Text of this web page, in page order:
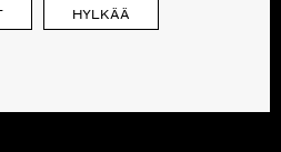
HYLKÄÄ